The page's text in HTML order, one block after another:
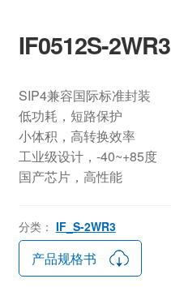
IF0512S-2WR3
SIP4兼容国际标准封装
低功耗，短路保护
小体积，高转换效率
工业级设计，-40~+85度
国产芯片，高性能
分类： IF_S-2WR3
产品规格书